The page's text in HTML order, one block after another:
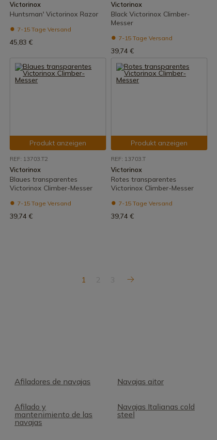
Victorinox
Huntsman' Victorinox Razor
7-15 Tage Versand
45,83 €
Victorinox
Black Victorinox Climber-
Messer
7-15 Tage Versand
39,74 €
Produkt anzeigen
REF: 13703.T2
Victorinox
Blaues transparentes
Victorinox Climber-Messer
7-15 Tage Versand
39,74 €
Produkt anzeigen
REF: 13703.T
Victorinox
Rotes transparentes
Victorinox Climber-Messer
7-15 Tage Versand
39,74 €
1 2 3
Afiladores de navajas Navajas aitor
Afilado y
mantenimiento de las
navajas
Navajas Italianas cold
steel